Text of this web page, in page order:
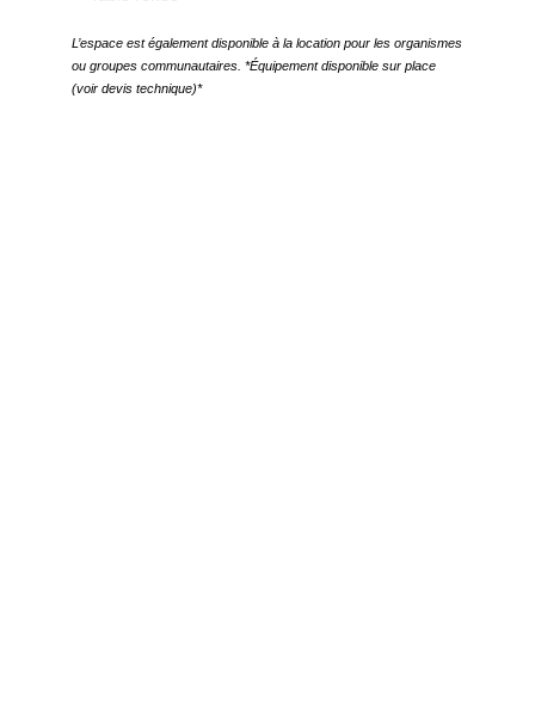
L’espace est également disponible à la location pour les organismes
ou groupes communautaires. *Équipement disponible sur place
(voir devis technique)*